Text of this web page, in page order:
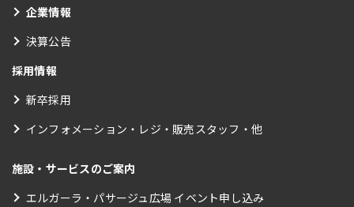
企業情報
決算公告
採用情報
新卒採用
インフォメーション・レジ・販売スタッフ・他
施設・サービスのご案内
エルガーラ・パサージュ広場 イベント申し込み